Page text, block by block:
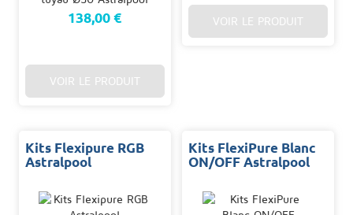
138,00 €
VOIR LE PRODUIT
VOIR LE PRODUIT
Kits Flexipure RGB
Astralpool
Kits FlexiPure Blanc
ON/OFF Astralpool